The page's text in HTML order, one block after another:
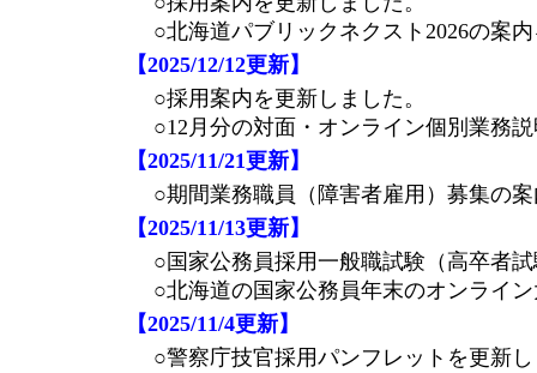
○北海道パブリックネクスト2026の案
【2025/12/12更新】
○採用案内を更新しました。
○12月分の対面・オンライン個別業務
【2025/11/21更新】
○期間業務職員（障害者雇用）募集の案
【2025/11/13更新】
○国家公務員採用一般職試験（高卒
○北海道の国家公務員年末のオンライ
【2025/11/4更新】
○警察庁技官採用パンフレットを